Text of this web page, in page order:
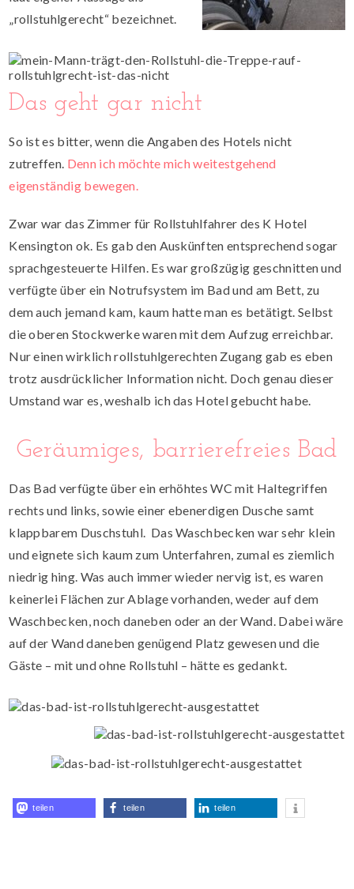
„rollstuhlgerecht“ bezeichnet.
Das geht gar nicht
So ist es bitter, wenn die Angaben des Hotels nicht
zutreffen. Denn ich möchte mich weitestgehend
eigenständig bewegen.
Zwar war das Zimmer für Rollstuhlfahrer des K Hotel
Kensington ok. Es gab den Auskünften entsprechend sogar
sprachgesteuerte Hilfen. Es war großzügig geschnitten und
verfügte über ein Notrufsystem im Bad und am Bett, zu
dem auch jemand kam, kaum hatte man es betätigt. Selbst
die oberen Stockwerke waren mit dem Aufzug erreichbar.
Nur einen wirklich rollstuhlgerechten Zugang gab es eben
trotz ausdrücklicher Information nicht. Doch genau dieser
Umstand war es, weshalb ich das Hotel gebucht habe.
Geräumiges, barrierefreies Bad
Das Bad verfügte über ein erhöhtes WC mit Haltegriffen
rechts und links, sowie einer ebenerdigen Dusche samt
klappbarem Duschstuhl. Das Waschbecken war sehr klein
und eignete sich kaum zum Unterfahren, zumal es ziemlich
niedrig hing. Was auch immer wieder nervig ist, es waren
keinerlei Flächen zur Ablage vorhanden, weder auf dem
Waschbecken, noch daneben oder an der Wand. Dabei wäre
auf der Wand daneben genügend Platz gewesen und die
Gäste – mit und ohne Rollstuhl – hätte es gedankt.
teilen teilen teilen